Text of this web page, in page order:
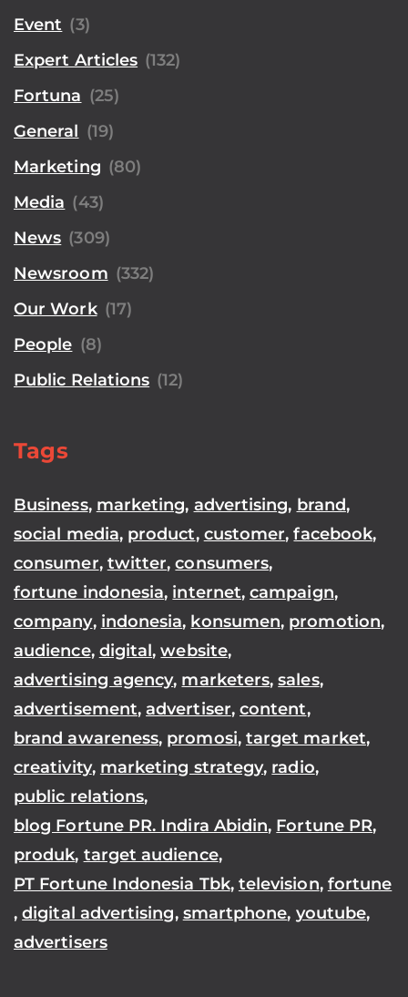
Event (3)
Expert Articles (132)
Fortuna (25)
General (19)
Marketing (80)
Media (43)
News (309)
Newsroom (332)
Our Work (17)
People (8)
Public Relations (12)
Tags
Business, marketing, advertising, brand,
social media, product, customer,facebook,
consumer, twitter,consumers,
fortune indonesia, internet,campaign,
company, indonesia, konsumen, promotion,
audience, digital,website,
advertising agency, marketers,sales,
advertisement,advertiser, content,
brand awareness, promosi, target market,
creativity, marketing strategy, radio,
public relations,
blog Fortune PR. Indira Abidin, Fortune PR,
produk, target audience,
PT Fortune Indonesia Tbk, television, fortune
,digital advertising, smartphone, youtube,
advertisers